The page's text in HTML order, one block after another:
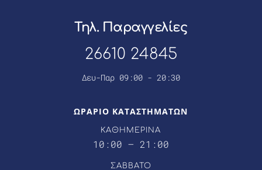
Τηλ. Παραγγελίες
26610 24845
Δευ-Παρ 09:00 - 20:30
ΩΡΑΡΙΟ ΚΑΤΑΣΤΗΜΑΤΩΝ
ΚΑΘΗΜΕΡΙΝΑ
10:00 – 21:00
ΣΑΒΒΑΤΟ